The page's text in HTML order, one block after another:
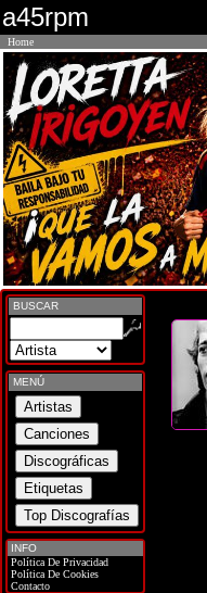
a45rpm
Home
BUSCAR
MENÚ
INFO
Política De Privacidad
Política De Cookies
Contacto